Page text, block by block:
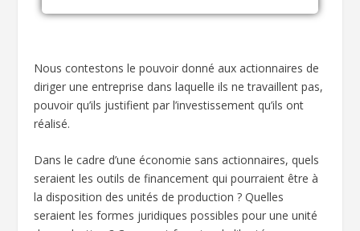
Nous contestons le pouvoir donné aux actionnaires de
diriger une entreprise dans laquelle ils ne travaillent pas,
pouvoir qu’ils justifient par l’investissement qu’ils ont
réalisé.
Dans le cadre d’une économie sans actionnaires, quels
seraient les outils de financement qui pourraient être à
la disposition des unités de production ? Quelles
seraient les formes juridiques possibles pour une unité